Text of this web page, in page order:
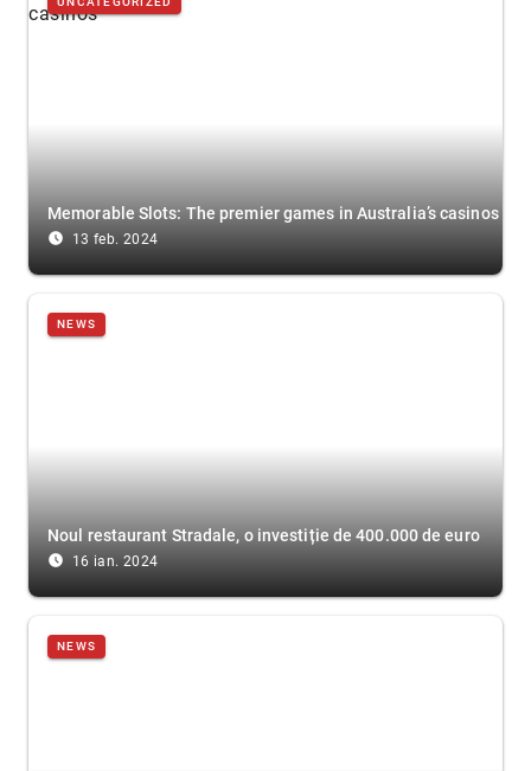
Memorable Slots: The premier games in Australia’s casinos
access_time_filled 13 feb. 2024
NEWS
Noul restaurant Stradale, o investiție de 400.000 de euro
access_time_filled 16 ian. 2024
NEWS